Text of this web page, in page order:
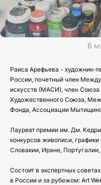
В
Раиса Арефьева - художник-
России, почетный член
искусств (МАСИ), член Союза
Художественного Союза,
Фонда, Ассоциации
Лауреат премии им. Дм.
конкурсов живописи,
Словакии, Иране,
Состоит в экспертных
в России и за рубежом: Art